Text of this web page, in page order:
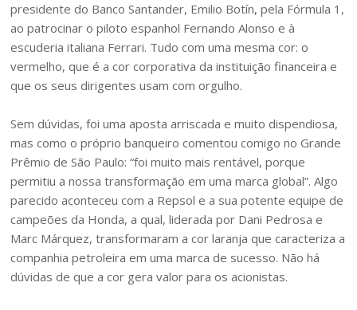
presidente do Banco Santander, Emilio Botín, pela Fórmula 1,
ao patrocinar o piloto espanhol Fernando Alonso e à
escuderia italiana Ferrari. Tudo com uma mesma cor: o
vermelho, que é a cor corporativa da instituição financeira e
que os seus dirigentes usam com orgulho.
Sem dúvidas, foi uma aposta arriscada e muito dispendiosa,
mas como o próprio banqueiro comentou comigo no Grande
Prêmio de São Paulo: “foi muito mais rentável, porque
permitiu a nossa transformação em uma marca global”. Algo
parecido aconteceu com a Repsol e a sua potente equipe de
campeões da Honda, a qual, liderada por Dani Pedrosa e
Marc Márquez, transformaram a cor laranja que caracteriza a
companhia petroleira em uma marca de sucesso. Não há
dúvidas de que a cor gera valor para os acionistas.